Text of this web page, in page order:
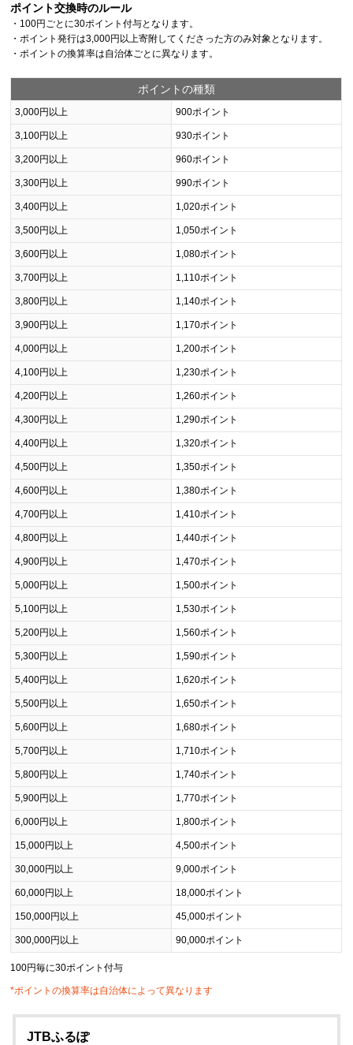
ポイント交換時のルール
・100円ごとに30ポイント付与となります。
・ポイント発行は3,000円以上寄附してくださった方のみ対象となります。
・ポイントの換算率は自治体ごとに異なります。
ポイントの種類
3,000円以上 900ポイント
3,100円以上 930ポイント
3,200円以上 960ポイント
3,300円以上 990ポイント
3,400円以上 1,020ポイント
3,500円以上 1,050ポイント
3,600円以上 1,080ポイント
3,700円以上 1,110ポイント
3,800円以上 1,140ポイント
3,900円以上 1,170ポイント
4,000円以上 1,200ポイント
4,100円以上 1,230ポイント
4,200円以上 1,260ポイント
4,300円以上 1,290ポイント
4,400円以上 1,320ポイント
4,500円以上 1,350ポイント
4,600円以上 1,380ポイント
4,700円以上 1,410ポイント
4,800円以上 1,440ポイント
4,900円以上 1,470ポイント
5,000円以上 1,500ポイント
5,100円以上 1,530ポイント
5,200円以上 1,560ポイント
5,300円以上 1,590ポイント
5,400円以上 1,620ポイント
5,500円以上 1,650ポイント
5,600円以上 1,680ポイント
5,700円以上 1,710ポイント
5,800円以上 1,740ポイント
5,900円以上 1,770ポイント
6,000円以上 1,800ポイント
15,000円以上 4,500ポイント
30,000円以上 9,000ポイント
60,000円以上 18,000ポイント
150,000円以上 45,000ポイント
300,000円以上 90,000ポイント
100円毎に30ポイント付与
*ポイントの換算率は自治体によって異なります
JTBふるぽ